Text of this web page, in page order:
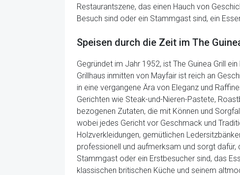
Restaurantszene, das einen Hauch von
Besuch sind oder ein Stammgast sind, ein
Speisen durch die Zeit im The
Gegründet im Jahr 1952, ist The Guinea Grill
Grillhaus inmitten von Mayfair ist reich an
in eine vergangene Ära von Eleganz und
Gerichten wie Steak-und-Nieren-Pastete,
bezogenen Zutaten, die mit Können und
wobei jedes Gericht vor Geschmack und
Holzverkleidungen, gemütlichen
professionell und aufmerksam und sorgt dafür,
Stammgast oder ein Erstbesucher sind, das
klassischen britischen Küche und seinem